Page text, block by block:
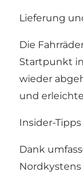
Lieferung
Die
Startpunkt
wieder
und
Insider-
Dank